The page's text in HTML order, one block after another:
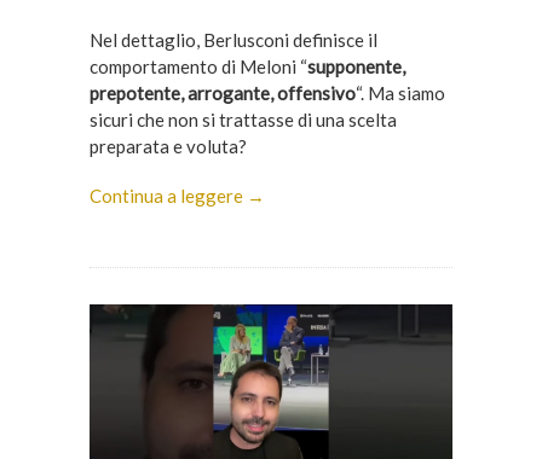
Nel dettaglio, Berlusconi definisce il
comportamento di Meloni “supponente,
prepotente, arrogante, offensivo“. Ma siamo
sicuri che non si trattasse di una scelta
preparata e voluta?
Continua a leggere →